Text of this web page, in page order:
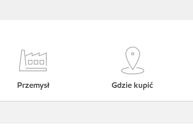
Przemysł Gdzie kupić